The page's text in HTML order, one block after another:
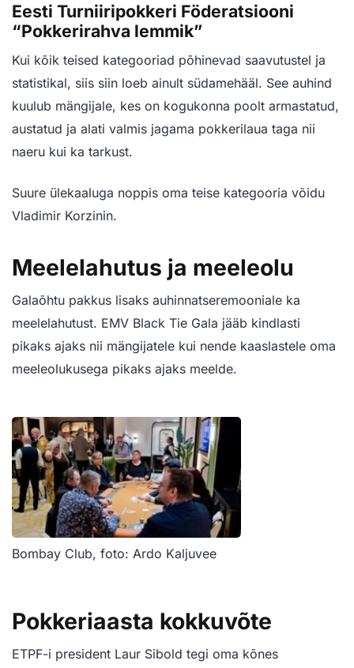
Eesti Turniiripokkeri Föderatsiooni
“Pokkerirahva lemmik”
Kui kõik teised kategooriad põhinevad saavutustel ja
statistikal, siis siin loeb ainult südamehääl. See auhind
kuulub mängijale, kes on kogukonna poolt armastatud,
austatud ja alati valmis jagama pokkerilaua taga nii
naeru kui ka tarkust.
Suure ülekaaluga noppis oma teise kategooria võidu
Vladimir Korzinin.
Meelelahutus ja meeleolu
Galaõhtu pakkus lisaks auhinnatseremooniale ka
meelelahutust. EMV Black Tie Gala jääb kindlasti
pikaks ajaks nii mängijatele kui nende kaaslastele oma
meeleolukusega pikaks ajaks meelde.
Bombay Club, foto: Ardo Kaljuvee
Pokkeriaasta kokkuvõte
ETPF-i president Laur Sibold tegi oma kõnes